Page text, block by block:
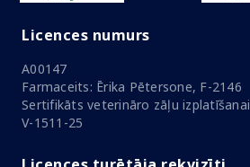
Licences numurs
A00147
Farmaceits: Ērika Pētersone, F-2146
Sertifikāts veterināro zāļu izplatīšanai
V-1511-25